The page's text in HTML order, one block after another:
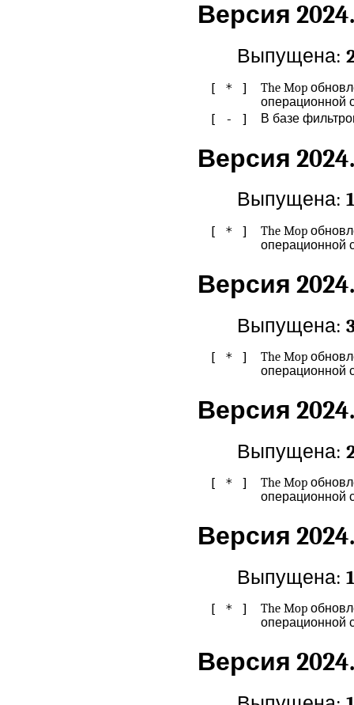
Версия
Выпущена:
[ * ]
The Mop
операционной
[ - ] В базе
Версия
Выпущена:
[ * ]
The Mop
операционной
Версия
Выпущена:
[ * ]
The Mop
операционной
Версия
Выпущена:
[ * ]
The Mop
операционной
Версия
Выпущена:
[ * ]
The Mop
операционной
Версия